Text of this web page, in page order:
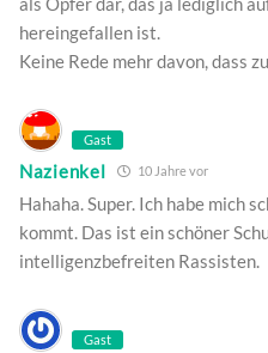
hereingefallen ist.
Keine Rede mehr davon, dass
Gast
Nazienkel 10 Jahre vor
Hahaha. Super. Ich habe mich
kommt. Das ist ein schöner
intelligenzbefreiten Rassisten.
Gast